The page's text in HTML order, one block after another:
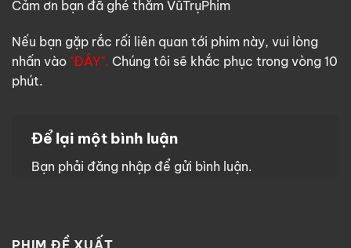
Cảm ơn bạn đã ghé thăm VũTrụPhim
Nếu bạn gặp rắc rối liên quan tới phim này, vui lòng
nhấn vào "ĐÂY". Chúng tôi sẽ khắc phục trong vòng 10
phút.
Để lại một bình luận
Bạn phải đăng nhập để gửi bình luận.